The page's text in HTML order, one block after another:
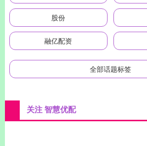
股份
融亿配资
全部话题标签
关注 智慧优配